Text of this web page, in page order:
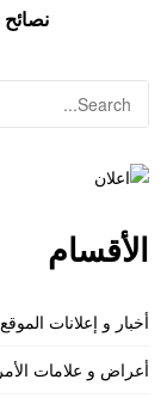
الأقسام
أخبار و إعلانات الموقع
أعراض و علامات